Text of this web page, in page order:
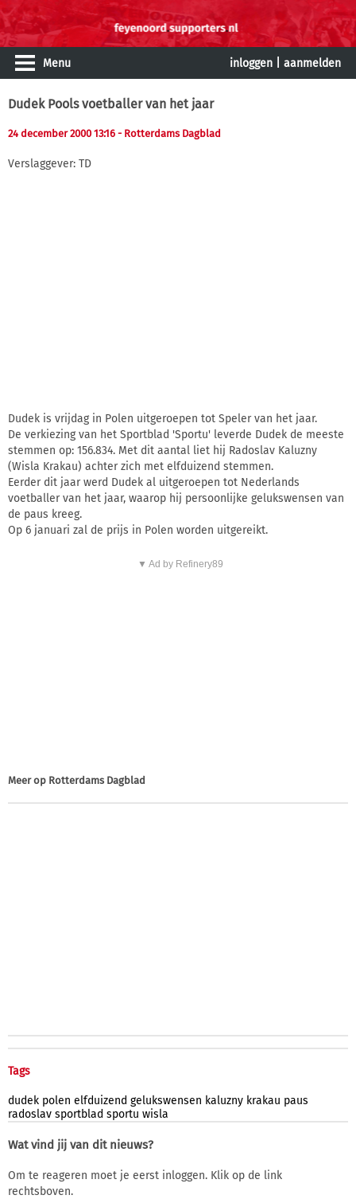
Menu inloggen aanmelden
Dudek Pools voetballer van het jaar
24 december 2000 13:16 - Rotterdams Dagblad
Verslaggever: TD
Dudek is vrijdag in Polen uitgeroepen tot Speler van het jaar.
De verkiezing van het Sportblad 'Sportu' leverde Dudek de meeste
stemmen op: 156.834. Met dit aantal liet hij Radoslav Kaluzny
(Wisla Krakau) achter zich met elfduizend stemmen.
Eerder dit jaar werd Dudek al uitgeroepen tot Nederlands
voetballer van het jaar, waarop hij persoonlijke gelukswensen van
de paus kreeg.
Op 6 januari zal de prijs in Polen worden uitgereikt.
▼ Ad by Refinery89
Meer op Rotterdams Dagblad
Tags
dudek polen elfduizend gelukswensen kaluzny krakau paus
radoslav sportblad sportu wisla
Wat vind jij van dit nieuws?
Om te reageren moet je eerst inloggen. Klik op de link
rechtsboven.